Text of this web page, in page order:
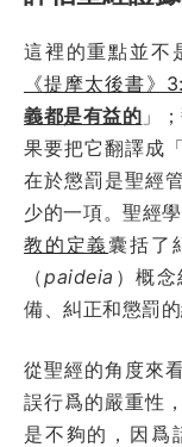
這裡的重點並不
《提摩太後書》
義都是有益的 」
果要把它翻譯成
在於懲罰是聖經
少的一項。聖經
教的定義囊括了
（paideia ）概
備、糾正和懲罰的
從聖經的角度來
誤行爲的嚴重性
是不夠的，因爲